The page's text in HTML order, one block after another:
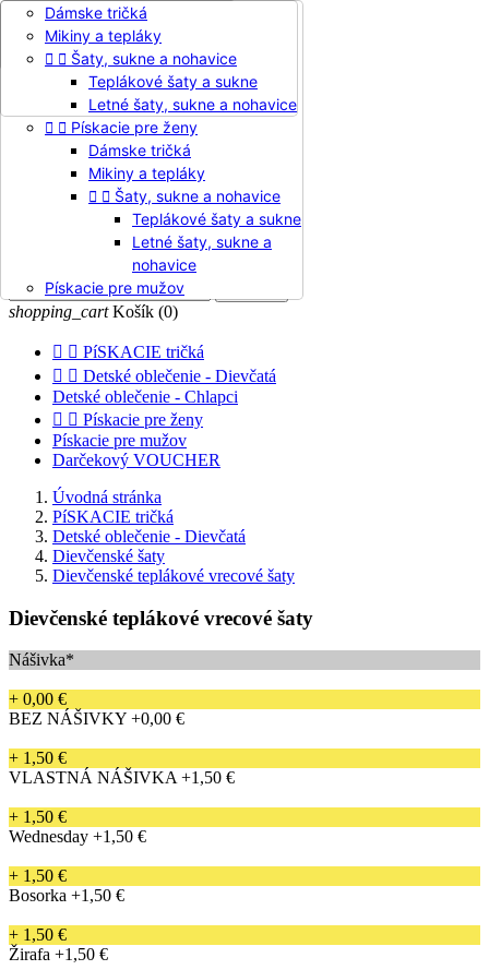
Zavolajte nám:+421 949 130 543
Jazyk:
Slovenčina 
Slovenčina
Čeština
English
Prihlásiť sa
Košík (0)
shopping_cart Košík (0)
  PíSKACIE tričká
  Detské oblečenie - Dievčatá
Dievčenské šaty
Pískacie mikiny a pudláče
Pískacie tričká dievčenské
Detské oblečenie - Chlapci
  Pískacie pre ženy
Dámske tričká
Mikiny a tepláky
  Šaty, sukne a nohavice
Teplákové šaty a sukne
Letné šaty, sukne a
nohavice
Pískacie pre mužov
  Detské oblečenie - Dievčatá
Dievčenské šaty
Pískacie mikiny a pudláče
Pískacie tričká dievčenské
Detské oblečenie - Chlapci
  Pískacie pre ženy
Dámske tričká
Mikiny a tepláky
  Šaty, sukne a nohavice
Teplákové šaty a sukne
Letné šaty, sukne a nohavice
Pískacie pre mužov
Darčekový VOUCHER
Úvodná stránka
PíSKACIE tričká
Detské oblečenie - Dievčatá
Dievčenské šaty
Dievčenské teplákové vrecové šaty
Dievčenské teplákové vrecové šaty
Nášivka*
+ 0,00 €
BEZ NÁŠIVKY +0,00 €
+ 1,50 €
VLASTNÁ NÁŠIVKA +1,50 €
+ 1,50 €
Wednesday +1,50 €
+ 1,50 €
Bosorka +1,50 €
+ 1,50 €
Žirafa +1,50 €